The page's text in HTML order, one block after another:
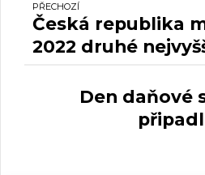
PŘECHOZÍ
Česká republika
2022 druhé
Den daňové
připadl